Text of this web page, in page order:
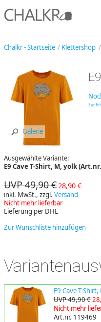
Chalkr - Startseite Klettershop
Galerie
Zur
Ausgewählte Variante:
E9 Cave T-Shirt, M, yolk
UVP 49,90 € 28,90 €
inkl. MwSt., zzgl. Versand
Nicht mehr lieferbar
Lieferung per DHL
Zur Wunschliste hinzufügen
E9 Cave T-
UVP 49,90 €
Nicht mehr
Art.nr. 119469